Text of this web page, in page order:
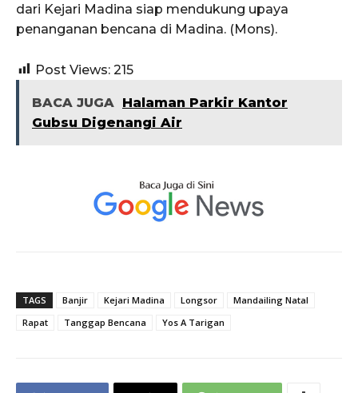
dari Kejari Madina siap mendukung upaya
penanganan bencana di Madina. (Mons).
Post Views: 215
BACA JUGA
Halaman Parkir Kantor
Gubsu Digenangi Air
TAGS Banjir Kejari Madina Longsor
Mandailing Natal
Rapat
Tanggap Bencana Yos A Tarigan